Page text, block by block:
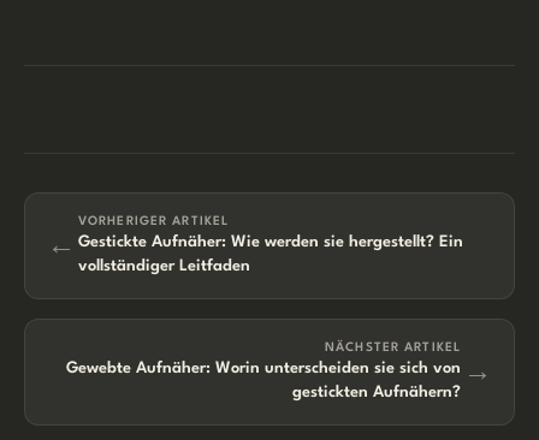
←
VORHERIGER ARTIKEL
Gestickte Aufnäher: Wie werden sie hergestellt? Ein
vollständiger Leitfaden
NÄCHSTER ARTIKEL
Gewebte Aufnäher: Worin unterscheiden sie sich von
gestickten Aufnähern?
→